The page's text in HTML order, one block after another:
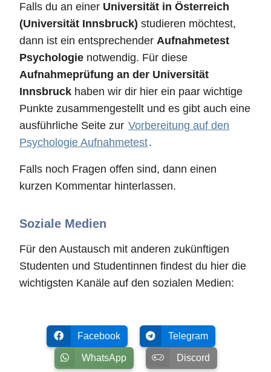
Englisch Deutsch Spanisch
Falls du an einer Universität in Österreich
(Universität Innsbruck) studieren möchtest,
dann ist ein entsprechender Aufnahmetest
Psychologie notwendig. Für diese
Aufnahmeprüfung an der Universität
Innsbruck haben wir dir hier ein paar wichtige
Punkte zusammengestellt und es gibt auch eine
ausführliche Seite zur Vorbereitung auf den
Psychologie Aufnahmetest.
Falls noch Fragen offen sind, dann einen
kurzen Kommentar hinterlassen.
Soziale Medien
Für den Austausch mit anderen zukünftigen
Studenten und Studentinnen findest du hier die
wichtigsten Kanäle auf den sozialen Medien:
Facebook Telegram
WhatsApp Discord